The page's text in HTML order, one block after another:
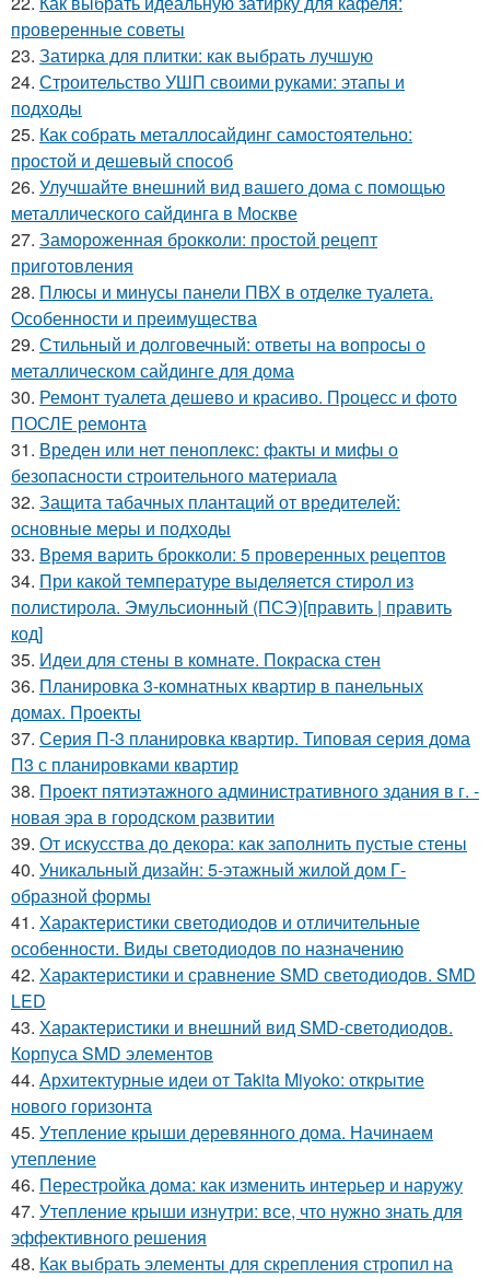
проверенные советы
23. Затирка для плитки: как выбрать лучшую
24. Строительство УШП своими руками: этапы и
подходы
25. Как собрать металлосайдинг самостоятельно:
простой и дешевый способ
26. Улучшайте внешний вид вашего дома с помощью
металлического сайдинга в Москве
27. Замороженная брокколи: простой рецепт
приготовления
28. Плюсы и минусы панели ПВХ в отделке туалета.
Особенности и преимущества
29. Стильный и долговечный: ответы на вопросы о
металлическом сайдинге для дома
30. Ремонт туалета дешево и красиво. Процесс и фото
ПОСЛЕ ремонта
31. Вреден или нет пеноплекс: факты и мифы о
безопасности строительного материала
32. Защита табачных плантаций от вредителей:
основные меры и подходы
33. Время варить брокколи: 5 проверенных рецептов
34. При какой температуре выделяется стирол из
полистирола. Эмульсионный (ПСЭ)[править | править
код]
35. Идеи для стены в комнате. Покраска стен
36. Планировка 3-комнатных квартир в панельных
домах. Проекты
37. Серия П-3 планировка квартир. Типовая серия дома
П3 с планировками квартир
38. Проект пятиэтажного административного здания в г. -
новая эра в городском развитии
39. От искусства до декора: как заполнить пустые стены
40. Уникальный дизайн: 5-этажный жилой дом Г-
образной формы
41. Характеристики светодиодов и отличительные
особенности. Виды светодиодов по назначению
42. Характеристики и сравнение SMD светодиодов. SMD
LED
43. Характеристики и внешний вид SMD-светодиодов.
Корпуса SMD элементов
44. Архитектурные идеи от Takita Miyoko: открытие
нового горизонта
45. Утепление крыши деревянного дома. Начинаем
утепление
46. Перестройка дома: как изменить интерьер и наружу
47. Утепление крыши изнутри: все, что нужно знать для
эффективного решения
48. Как выбрать элементы для скрепления стропил на